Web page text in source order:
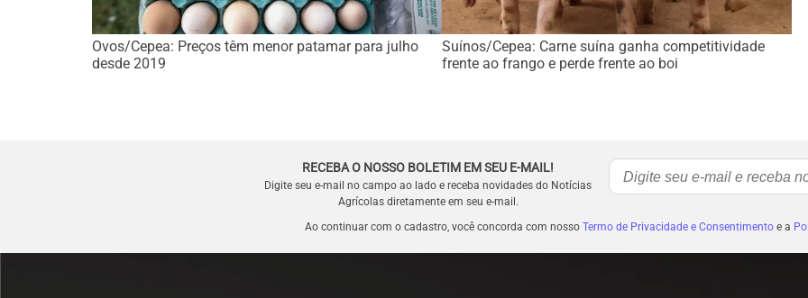
Ovos/Cepea: Preços têm menor patamar para julho
desde 2019
Suínos/Cepea: Carne suína ganha competitividade
frente ao frango e perde frente ao boi
RECEBA O NOSSO BOLETIM EM SEU E-MAIL!
Digite seu e-mail no campo ao lado e receba novidades do Notícias
Agrícolas diretamente em seu e-mail.
Ao continuar com o cadastro, você concorda com nosso Termo de Privacidade e Consentimentoe a